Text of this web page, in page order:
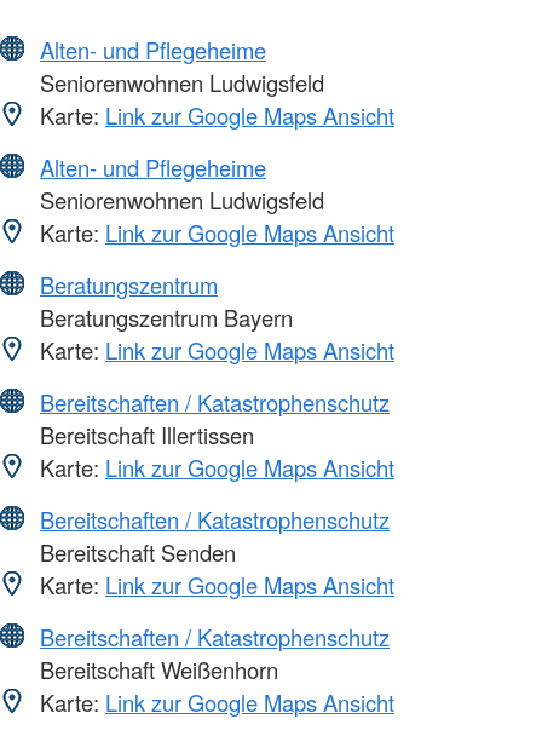
Alten- und Pflegeheime
Seniorenwohnen Ludwigsfeld
Karte: Link zur Google Maps Ansicht
Alten- und Pflegeheime
Seniorenwohnen Ludwigsfeld
Karte: Link zur Google Maps Ansicht
Beratungszentrum
Beratungszentrum Bayern
Karte: Link zur Google Maps Ansicht
Bereitschaften / Katastrophenschutz
Bereitschaft Illertissen
Karte: Link zur Google Maps Ansicht
Bereitschaften / Katastrophenschutz
Bereitschaft Senden
Karte: Link zur Google Maps Ansicht
Bereitschaften / Katastrophenschutz
Bereitschaft Weißenhorn
Karte: Link zur Google Maps Ansicht